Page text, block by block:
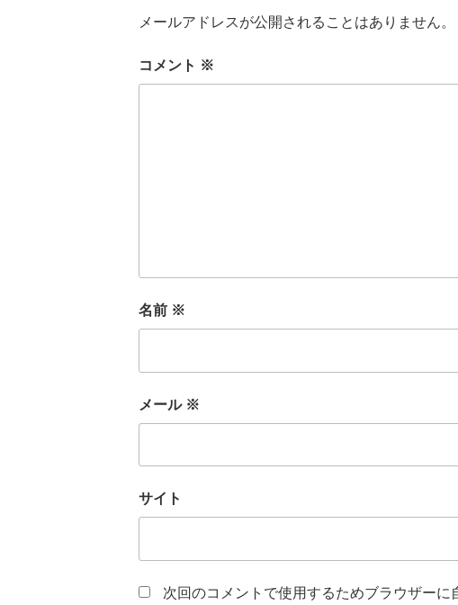
メールアドレスが公開されることはありません。
コメント ※
名前 ※
メール ※
サイト
次回のコメントで使用するためブラウザー